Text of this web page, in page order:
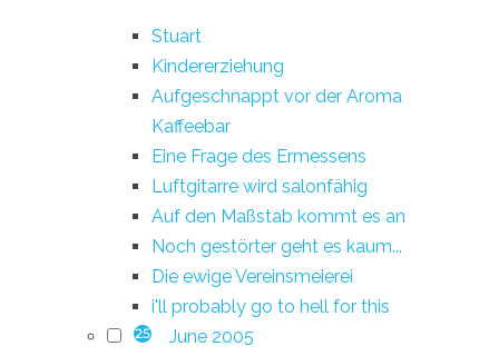
Stuart
Kindererziehung
Aufgeschnappt vor der Aroma
Kaffeebar
Eine Frage des Ermessens
Luftgitarre wird salonfähig
Auf den Maßstab kommt es an
Noch gestörter geht es kaum...
Die ewige Vereinsmeierei
i'll probably go to hell for this
25 June 2005